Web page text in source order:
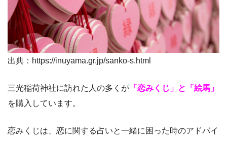
出典：https://inuyama.gr.jp/sanko-s.html
三光稲荷神社に訪れた人の多くが 「恋みくじ」と「絵馬」
を購入しています。
恋みくじは、恋に関する占いと一緒に困った時のアドバイ